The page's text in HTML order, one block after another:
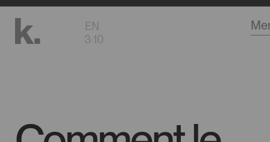
contenu
EN
3:10